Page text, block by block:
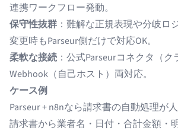
連携ワークフロー発動。
保守性抜群 ：難解な正規表現や分岐ロ
変更時もParseur側だけで対応OK。
柔軟な接続 ：公式Parseurコネクタ（
Webhook（自己ホスト）両対応。
ケース例
Parseur + n8nなら請求書の自動処理が
請求書から業者名・日付・合計金額・